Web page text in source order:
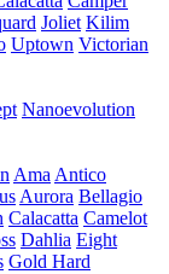
Joliet Kilim
Uptown Victorian
Nanoevolution
Ama Antico
Aurora Bellagio
Calacatta Camelot
Dahlia Eight
Gold Hard